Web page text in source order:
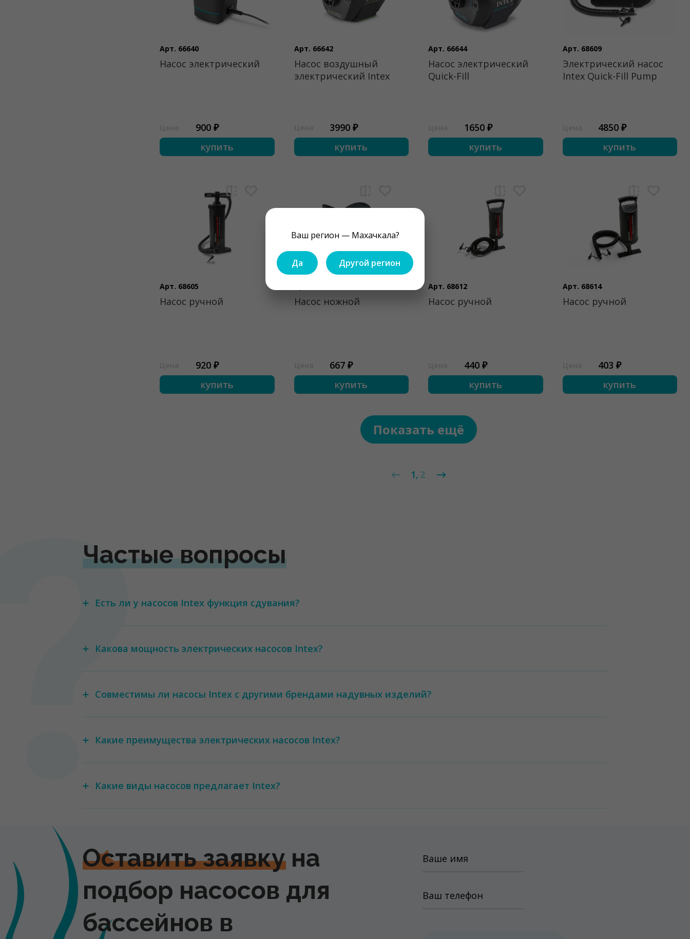
Ваш регион — Махачкала?
Да Другой регион
Арт. 66640
Насос электрический
900 ₽
купить
Арт. 66642
Насос воздушный
электрический Intex
3990 ₽
купить
Арт. 66644
Насос электрический
Quick-Fill
1650 ₽
купить
Арт. 68609
Электрический насос
Intex Quick-Fill Pump
4850 ₽
купить
Арт. 68605
Насос ручной
920 ₽
купить
Насос ножной
667 ₽
купить
Арт. 68612
Насос ручной
440 ₽
купить
Арт. 68614
Насос ручной
403 ₽
купить
Показать ещё
1 2
Частые вопросы
Есть ли у насосов Intex функция сдувания?
Какова мощность электрических насосов Intex?
Совместимы ли насосы Intex с другими брендами надувных изделий?
Какие преимущества электрических насосов Intex?
Какие виды насосов предлагает Intex?
Оставить заявку на
подбор насосов для
бассейнов в